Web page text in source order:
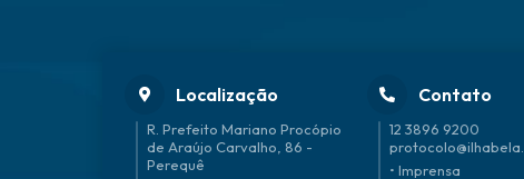
Localização
R. Prefeito Mariano Procópio
de Araújo Carvalho, 86 -
Perequê
Contato
12 3896 9200
• Imprensa